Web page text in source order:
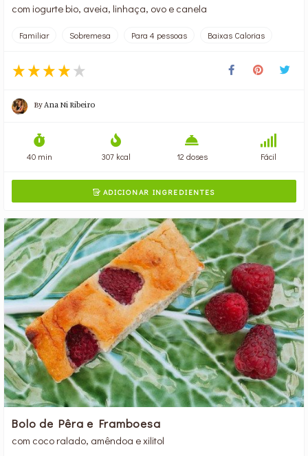
com iogurte bio, aveia, linhaça, ovo e canela
Familiar Sobremesa Para 4 pessoas Baixas Calorias
By Ana Ni Ribeiro
40 min 307 kcal 12 doses Fácil
ADICIONAR INGREDIENTES
Bolo de Pêra e Framboesa
com coco ralado, amêndoa e xilitol